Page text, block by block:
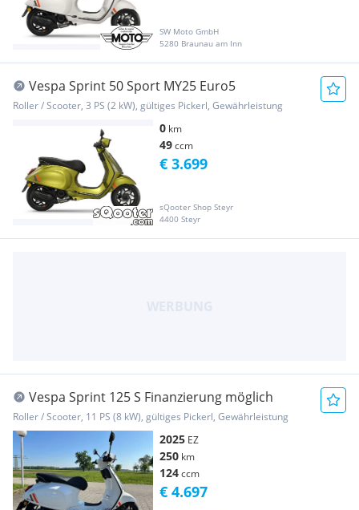
SW Moto GmbH
5280 Braunau am Inn
Vespa Sprint 50 Sport MY25 Euro5
Roller / Scooter, 3 PS (2 kW), gültiges Pickerl, Gewährleistung
0 km
49ccm
sQooter Shop Steyr
4400 Steyr
€ 3.699
Vespa Sprint 125 S Finanzierung möglich
Roller / Scooter, 11 PS (8 kW), gültiges Pickerl, Gewährleistung
2025 EZ
250 km
124ccm
€ 4.697